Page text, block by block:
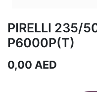
PIRELLI 235/
P6000P(T)
0,00 AED